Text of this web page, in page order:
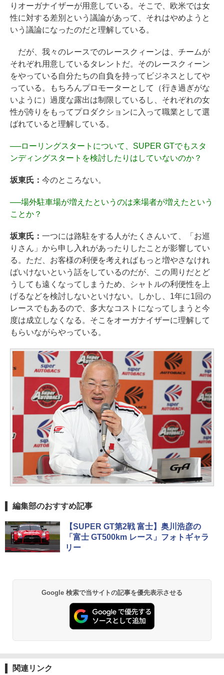
りオーガナイザーが用意している。そこで、欧米では女
性に対する差別という議論があって、それはやめようと
いう議論になったのだと理解している。
だが、我々のレースでのレースクィーンは、チームが
それぞれ用意しているタレントだ。そのレースクィーン
をやっている自分たちの自負を持ってビジネスとしてや
っている。もちろんプロモーターとして（行き過ぎがな
いように）過度な露出は制限しているし、それぞれの女
性が誇りをもってプロダクションに入って職業として選
ばれていると理解している。
──ローリングスタートについて、SUPER GTでもスタ
ンディングスタートを検討したりはしていないのか？
坂東氏： 今のところない。
──場外駐車場が増えたというのは来場者が増えたという
ことか？
坂東氏： 一つには路駐をする人がたくさんいて、「お巡
りさん」から申し入れがあったりしたことが影響してい
る。ただ、お客様の利便を考えればもっと増やさなけれ
ばいけないという話をしているのだが、この周りだとど
うしても遠くなってしまうため、シャトルの利便性を上
げるなどを検討しないといけない。しかし、1年に1回の
レースでもあるので、多大なコストになってしまうと今
度は成立しなくなる。そこをオーガナイザーに理解して
もらいながらやっている。
編集部のおすすめ記事
【SUPER GT第2戦 富士】奥川浩彦の
「富士 GT500km レース」フォトギャラ
リー
Google 検索で当サイトの記事を優先表示させる
関連リンク